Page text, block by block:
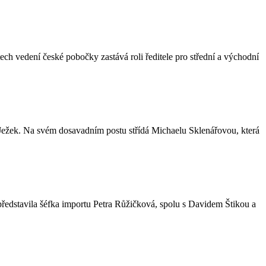
vedení české pobočky zastává roli ředitele pro střední a východní
Na svém dosavadním postu střídá Michaelu Sklenářovou, která
šéfka importu Petra Růžičková, spolu s Davidem Štikou a